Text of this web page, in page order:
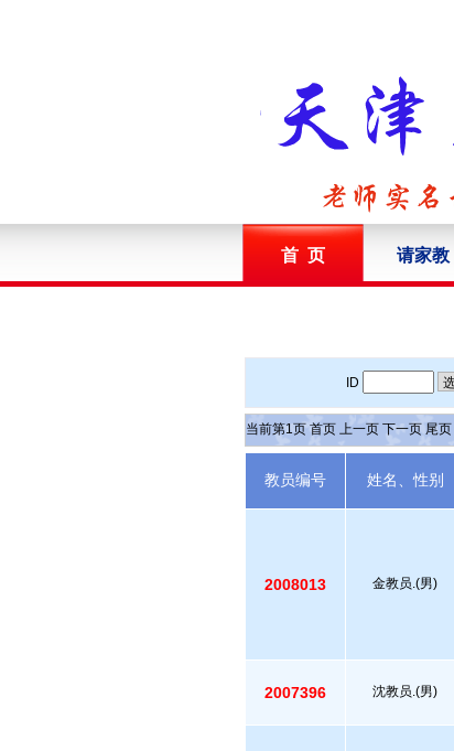
首 页 请家教
ID
当前第1页 首页 上一页 下一页 尾页
教员编号 姓名、性别
2008013 金教员.(男)
2007396 沈教员.(男)